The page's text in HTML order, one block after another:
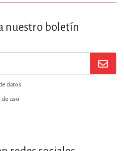
nuestro boletín
datos
uso